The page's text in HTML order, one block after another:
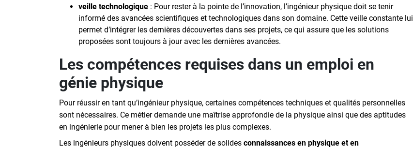
veille technologique : Pour rester à la pointe de l’innovation, l’ingénieur physique doit se tenir
informé des avancées scientifiques et technologiques dans son domaine. Cette veille constante lui
permet d’intégrer les dernières découvertes dans ses projets, ce qui assure que les solutions
proposées sont toujours à jour avec les dernières avancées.
Les compétences requises dans un emploi en
génie physique
Pour réussir en tant qu’ingénieur physique, certaines compétences techniques et qualités personnelles
sont nécessaires. Ce métier demande une maîtrise approfondie de la physique ainsi que des aptitudes
en ingénierie pour mener à bien les projets les plus complexes.
Les ingénieurs physiques doivent posséder de solides connaissances en physique et en